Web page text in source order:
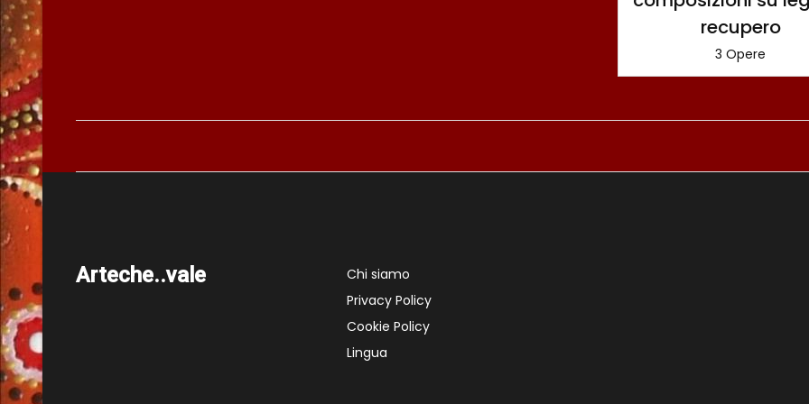
recupero
3 Opere
Arteche..vale
Chi siamo
Privacy Policy
Cookie Policy
Lingua